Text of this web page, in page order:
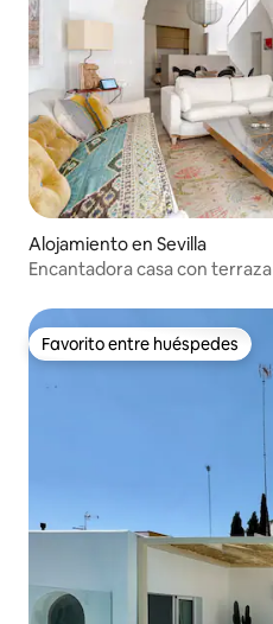
Alojamiento en Sevilla
Encantadora casa con terraza
Favorito entre huéspedes
Favorito entre huéspedes